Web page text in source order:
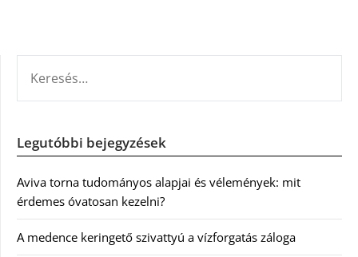
Legutóbbi bejegyzések
Aviva torna tudományos alapjai és vélemények: mit
érdemes óvatosan kezelni?
A medence keringető szivattyú a vízforgatás záloga